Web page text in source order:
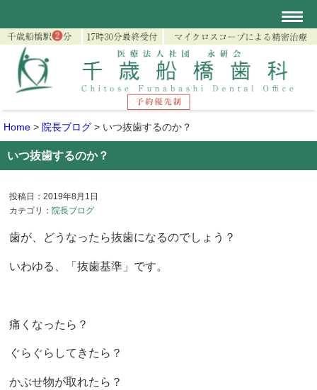
Home > 院長ブログ > いつ抜歯するのか？
いつ抜歯するのか？
投稿日：2019年8月1日
カテゴリ： 院長ブログ
歯が、どうなったら抜歯になるのでしょう？
いわゆる、「抜歯基準」です。
痛くなったら？
ぐらぐらしてきたら？
かぶせ物が取れたら？